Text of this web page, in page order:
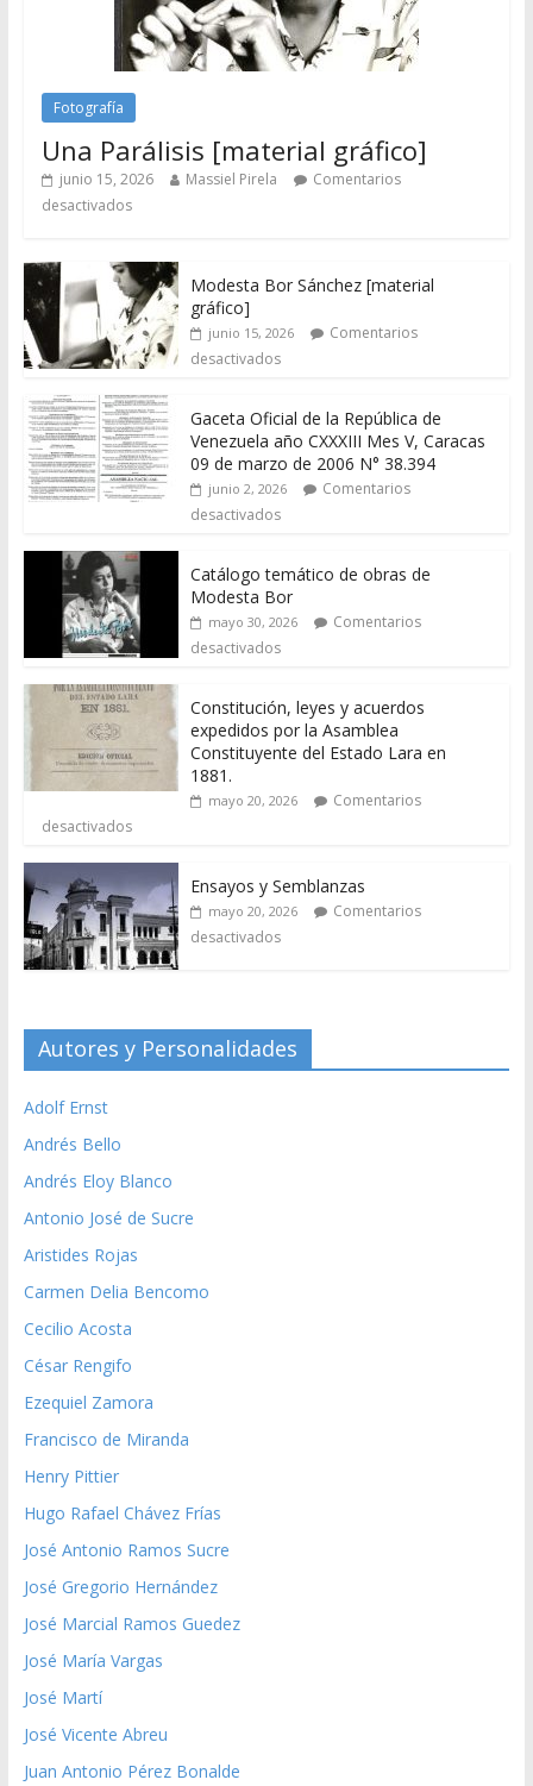
Fotografía
Una Parálisis [material gráfico]
junio 15, 2026 Massiel Pirela
Comentarios
desactivados
Modesta Bor Sánchez [material
gráfico]
junio 15, 2026
Comentarios
desactivados
Gaceta Oficial de la República de
Venezuela año CXXXIII Mes V, Caracas
09 de marzo de 2006 N° 38.394
junio 2, 2026
Comentarios
desactivados
Catálogo temático de obras de
Modesta Bor
mayo 30, 2026
Comentarios
desactivados
Constitución, leyes y acuerdos
expedidos por la Asamblea
Constituyente del Estado Lara en
1881.
mayo 20, 2026
Comentarios
desactivados
Ensayos y Semblanzas
mayo 20, 2026
Comentarios
desactivados
Autores y Personalidades
Adolf Ernst
Andrés Bello
Andrés Eloy Blanco
Antonio José de Sucre
Aristides Rojas
Carmen Delia Bencomo
Cecilio Acosta
César Rengifo
Ezequiel Zamora
Francisco de Miranda
Henry Pittier
Hugo Rafael Chávez Frías
José Antonio Ramos Sucre
José Gregorio Hernández
José Marcial Ramos Guedez
José María Vargas
José Martí
José Vicente Abreu
Juan Antonio Pérez Bonalde